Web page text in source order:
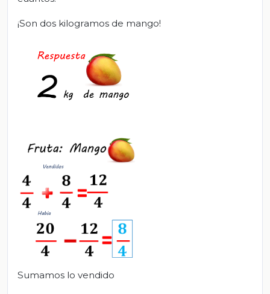
¡Son dos kilogramos de mango!
Sumamos lo vendido